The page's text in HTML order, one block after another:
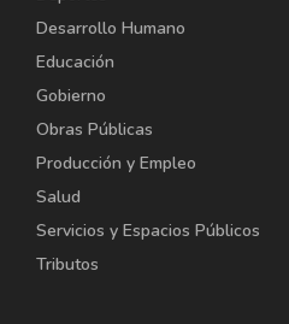
Desarrollo Humano
Educación
Gobierno
Obras Públicas
Producción y Empleo
Salud
Servicios y Espacios Públicos
Tributos